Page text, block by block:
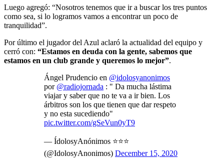
Luego agregó: “Nosotros tenemos que ir a buscar los tres puntos
como sea, si lo logramos vamos a encontrar un poco de
tranquilidad”.
Por último el jugador del Azul aclaró la actualidad del equipo y
cerró con: “Estamos en deuda con la gente, sabemos que
estamos en un club grande y queremos lo mejor”.
Ángel Prudencio en @idolosyanonimos
por @radiojornada : " Da mucha lástima
viajar y saber que no te va a ir bien. Los
árbitros son los que tienen que dar respeto
y no esta sucediendo"
pic.twitter.com/gSeVun0yT9
— ÍdolosyAnónimos ⭐⭐⭐
(@IdolosyAnonimos) December 15, 2020